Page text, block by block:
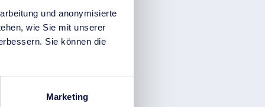
und anonymisierte
wie Sie mit unserer
Sie können die
Marketing